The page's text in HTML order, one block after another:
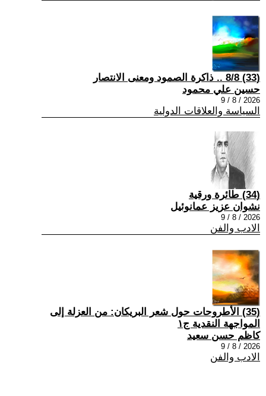
(33) 8/8 .. ذاكرة الصمود ومعنى الانتصار
حسين علي محمود
2026 / 8 / 9
السياسة والعلاقات الدولية
(34) طائرة ورقية
نشوان عزيز عمانوئيل
2026 / 8 / 9
الادب والفن
(35) الأطروحات حول شعر البريكان: من العزلة إلى
المواجهة النقدية ج١
كاظم حسن سعيد
2026 / 8 / 9
الادب والفن